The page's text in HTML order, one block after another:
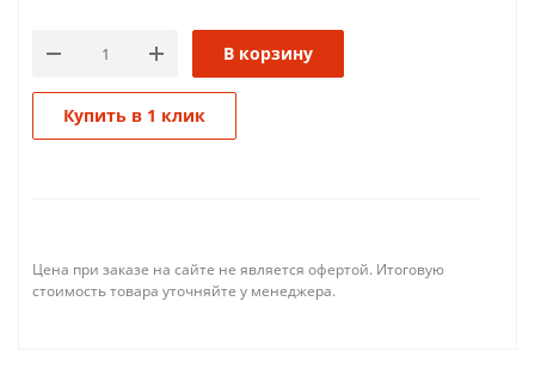
В корзину
Купить в 1 клик
Цена при заказе на сайте не является офертой. Итоговую
стоимость товара уточняйте у менеджера.